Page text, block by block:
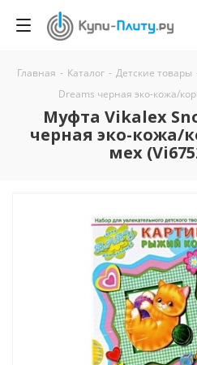
Главная - Каталог - Детские товары
Dreams черная эко-кожа/
Муфта Vikalex
черная эко-кожа/
мех